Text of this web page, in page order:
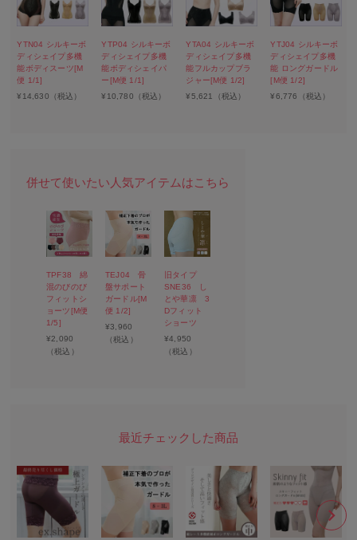
YTN04 シルキーボ
ディシェイプ多機
能ボディスーツ[M
便 1/1]
¥ 14,630 （税込）
YTP04 シルキーボ
ディシェイプ多機
能ボディシェイパ
ー[M便 1/1]
¥ 10,780 （税込）
YTA04 シルキーボ
ディシェイプ多機
能フルカップブラ
ジャー[M便 1/2]
¥5,621 （税込）
YTJ04 シルキーボ
ディシェイプ多機
能 ロングガードル
[M便 1/2]
¥6,776 （税込）
TPF38 綿
混のびのび
フィットシ
ョーツ[M便
1/5]
¥2,090
（税込）
TEJ04 骨
盤サポート
ガードル[M
便 1/2]
¥3,960
（税込）
旧タイプ
SNE36 し
とや華凛 3
Dフィット
ショーツ
¥4,950
（税込）